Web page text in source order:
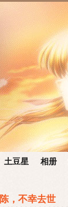
土豆星 相册
，不幸去世